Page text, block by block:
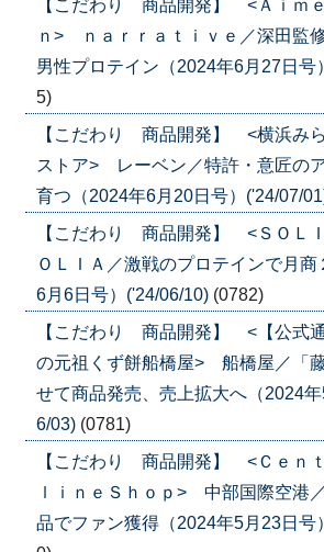
【こだわり 商品開発】 <Ａｉｍ
ｎ> ｎａｒｒａｔｉｖｅ／深田監
男性プロテイン（2024年6月27日号
5)
【こだわり 商品開発】 <横浜み
ストア> レーベン／特許・意匠の
育つ（2024年6月20日号）('24/07/
【こだわり 商品開発】 <ＳＯＬ
ＯＬＩＡ／激戦のプロテインで月
6月6日号）('24/06/10) (0782)
【こだわり 商品開発】 <【公式
の元祖くず餅船橋屋> 船橋屋／「
せて商品発売、売上拡大へ（2024
6/03) (0781)
【こだわり 商品開発】 <Ｃｅｎ
ｌｉｎｅＳｈｏｐ> 中部国際空港
品でファン獲得（2024年5月23日号